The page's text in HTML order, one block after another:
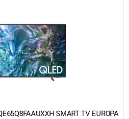
SMART TV EUROPA